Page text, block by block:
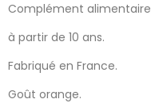
Complément
à partir de 10 ans.
Fabriqué en France.
Goût orange.